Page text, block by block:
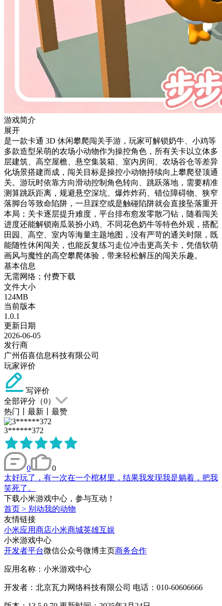
游戏简介
展开
是一款卡通 3D 休闲攀爬闯关手游，玩家可解锁奶牛、小鸡等
多款造型呆萌的农场小动物作为操控角色，所有关卡以立体多
层建筑、高空屋檐、悬空集装箱、室内房间、农场谷仓等差异
化场景搭建而成，闯关目标是操控小动物持续向上攀爬登顶通
关。游玩时依靠方向滑动控制角色转向、跳跃落地，需要精准
测算跳跃距离，规避悬空深坑、爆炸炸药、错位障碍物、狭窄
落脚台等致命陷阱，一旦踩空或是触碰陷阱就会直接坠落重开
本局；关卡逐层提升难度，平台排布愈发零散刁钻，随着闯关
进度还能解锁南瓜装扮小鸡、不同花色奶牛等特色外观，搭配
田园、高空、室内等海量主题地图，没有严苛的通关时限，既
能随性休闲闯关，也能反复练习走位冲击更高关卡，凭借软萌
画风与魔性的高空攀爬体验，带来轻松解压的闯关乐趣。
基本信息
无需网络；付费下载
文件大小
124MB
当前版本
1.0.1
更新日期
2026-06-05
发行商
广州佰喜信息科技有限公司
玩家评价
写评价
全部评分（0）
热门
最新 最赞
3******372
0
0
太好玩了，有一次在一个棺材里，结果我发现我是躺着，把我
笑死了。
下载小米游戏中心，参与互动！
首页 > 别动我的动物
友情链接
小米应用商店小米商城英雄互娱
小米游戏中心
开发者平台微信公众号微博主页商务合作
应用名称：小米游戏中心
开发者：北京瓦力网络科技有限公司 电话：010-60606666